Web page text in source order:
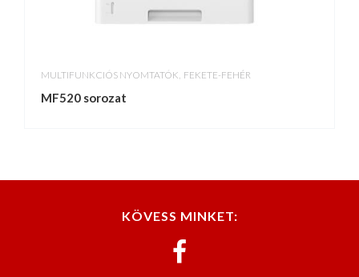
MULTIFUNKCIÓS NYOMTATÓK FEKETE-FEHÉR
MF520 sorozat
KÖVESS MINKET: